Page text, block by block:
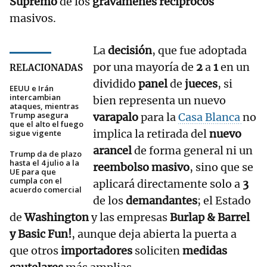
masivos.
RELACIONADAS
EEUU e Irán
intercambian
ataques, mientras
Trump asegura
que el alto el fuego
sigue vigente
Trump da de plazo
hasta el 4 julio a la
UE para que
cumpla con el
acuerdo comercial
Ladecisión, que fue adoptada
por una mayoría de 2a1en un
dividido panelde jueces, si
bien representa un nuevo
varapalopara laCasa Blancano
implica la retirada delnuevo
arancelde forma general ni un
reembolso masivo, sino que se
aplicará directamente solo a 3
de losdemandantes; el Estado
deWashingtony las empresasBurlap & Barrel
y Basic Fun!, aunque deja abierta la puerta a
que otrosimportadores solicitenmedidas